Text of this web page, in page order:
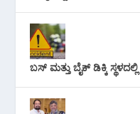
ಬಸ್ ಮತ್ತು ಬೈಕ್ ಡಿಕ್ಕಿ